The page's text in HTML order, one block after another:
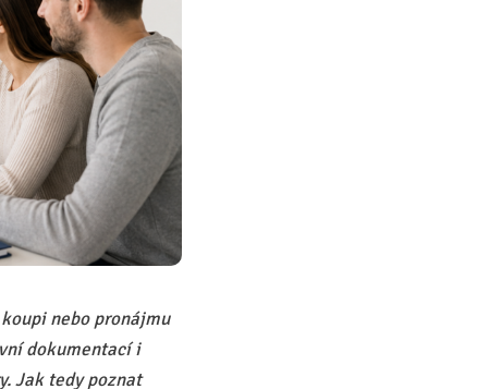
nebo pronájmu
dokumentací i
Jak tedy poznat